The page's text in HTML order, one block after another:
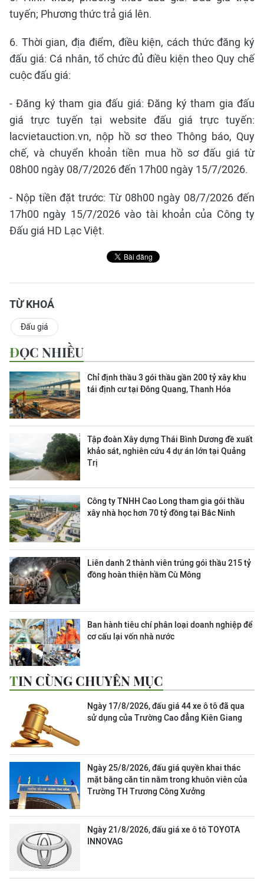
tuyến; Phương thức trả giá lên.
6. Thời gian, địa điểm, điều kiện, cách thức đăng ký
đấu giá: Cá nhân, tổ chức đủ điều kiện theo Quy chế
cuộc đấu giá:
- Đăng ký tham gia đấu giá: Đăng ký tham gia đấu
giá trực tuyến tại website đấu giá trực tuyến:
lacvietauction.vn, nộp hồ sơ theo Thông báo, Quy
chế, và chuyển khoản tiền mua hồ sơ đấu giá từ
08h00 ngày 08/7/2026 đến 17h00 ngày 15/7/2026.
- Nộp tiền đặt trước: Từ 08h00 ngày 08/7/2026 đến
17h00 ngày 15/7/2026 vào tài khoản của Công ty
Đấu giá HD Lạc Việt.
TỪ KHOÁ
Đấu giá
ĐỌC NHIỀU
Chỉ định thầu 3 gói thầu gần 200 tỷ xây khu
tái định cư tại Đông Quang, Thanh Hóa
Tập đoàn Xây dựng Thái Bình Dương đề xuất
khảo sát, nghiên cứu 4 dự án lớn tại Quảng
Trị
Công ty TNHH Cao Long tham gia gói thầu
xây nhà học hơn 70 tỷ đồng tại Bắc Ninh
Liên danh 2 thành viên trúng gói thầu 215 tỷ
đồng hoàn thiện hầm Cù Mông
Ban hành tiêu chí phân loại doanh nghiệp để
cơ cấu lại vốn nhà nước
TIN CÙNG CHUYÊN MỤC
Ngày 17/8/2026, đấu giá 44 xe ô tô đã qua
sử dụng của Trường Cao đẳng Kiên Giang
Ngày 25/8/2026, đấu giá quyền khai thác
mặt bằng căn tin nằm trong khuôn viên của
Trường TH Trương Công Xưởng
Ngày 21/8/2026, đấu giá xe ô tô TOYOTA
INNOVAG